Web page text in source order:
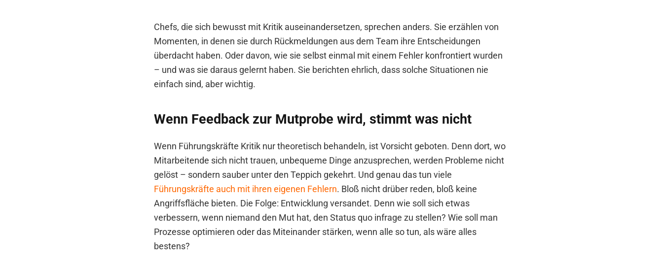
Chefs, die sich bewusst mit Kritik auseinandersetzen, sprechen anders. Sie erzählen von
Momenten, in denen sie durch Rückmeldungen aus dem Team ihre Entscheidungen
überdacht haben. Oder davon, wie sie selbst einmal mit einem Fehler konfrontiert wurden
– und was sie daraus gelernt haben. Sie berichten ehrlich, dass solche Situationen nie
einfach sind, aber wichtig.
Wenn Feedback zur Mutprobe wird, stimmt was nicht
Wenn Führungskräfte Kritik nur theoretisch behandeln, ist Vorsicht geboten. Denn dort, wo
Mitarbeitende sich nicht trauen, unbequeme Dinge anzusprechen, werden Probleme nicht
gelöst – sondern sauber unter den Teppich gekehrt. Und genau das tun viele
Führungskräfte auch mit ihren eigenen Fehlern. Bloß nicht drüber reden, bloß keine
Angriffsfläche bieten. Die Folge: Entwicklung versandet. Denn wie soll sich etwas
verbessern, wenn niemand den Mut hat, den Status quo infrage zu stellen? Wie soll man
Prozesse optimieren oder das Miteinander stärken, wenn alle so tun, als wäre alles
bestens?